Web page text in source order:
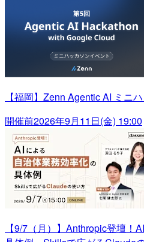
【福岡】Zenn Agentic AI ミニ
開催前2026年9月11日(金) 19:00
【9/7（月）】Anthropic登壇！